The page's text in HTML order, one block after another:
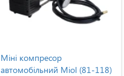
Міні компресор
автомобільний Miol (81-118)